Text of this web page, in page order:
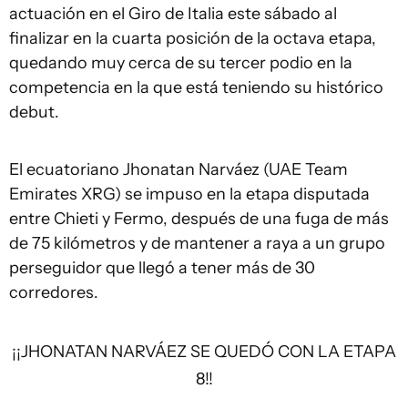
actuación en el Giro de Italia este sábado al
finalizar en la cuarta posición de la octava etapa,
quedando muy cerca de su tercer podio en la
competencia en la que está teniendo su histórico
debut.
El ecuatoriano Jhonatan Narváez (UAE Team
Emirates XRG) se impuso en la etapa disputada
entre Chieti y Fermo, después de una fuga de más
de 75 kilómetros y de mantener a raya a un grupo
perseguidor que llegó a tener más de 30
corredores.
¡¡JHONATAN NARVÁEZ SE QUEDÓ CON LA ETAPA
8!!